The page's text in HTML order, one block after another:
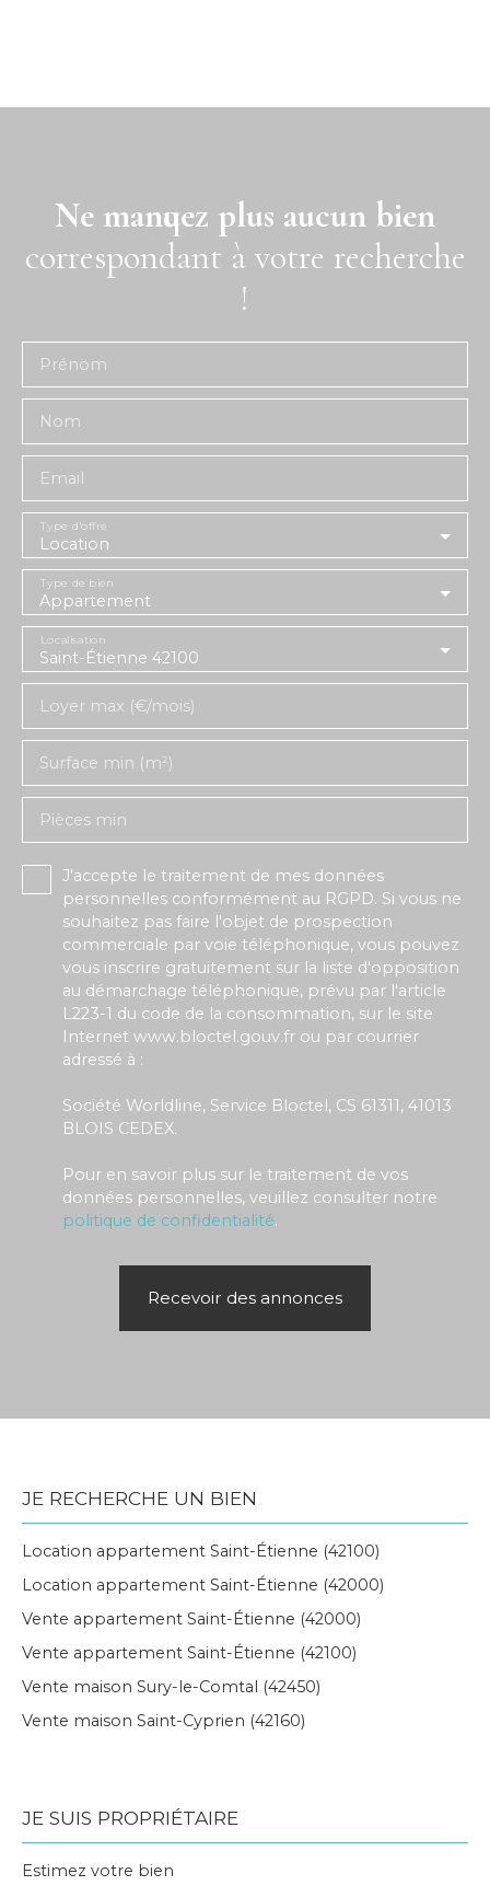
Ne manquez plus aucun bien
correspondant à votre recherche
!
Prénom
Nom
Email
Location
Type d'offre
Appartement
Type de bien
Saint-Étienne 42100
Localisation
Loyer max (€/mois)
Surface min (m²)
Pièces min
J'accepte le traitement de mes données
personnelles conformément au RGPD. Si vous ne
souhaitez pas faire l'objet de prospection
commerciale par voie téléphonique, vous pouvez
vous inscrire gratuitement sur la liste d'opposition
au démarchage téléphonique, prévu par l'article
L223-1 du code de la consommation, sur le site
Internet www.bloctel.gouv.fr ou par courrier
adressé à :
Société Worldline, Service Bloctel, CS 61311, 41013
BLOIS CEDEX.
Pour en savoir plus sur le traitement de vos
données personnelles, veuillez consulter notre
politique de confidentialité.
Recevoir des annonces
JE RECHERCHE UN BIEN
Location appartement Saint-Étienne (42100)
Location appartement Saint-Étienne (42000)
Vente appartement Saint-Étienne (42000)
Vente appartement Saint-Étienne (42100)
Vente maison Sury-le-Comtal (42450)
Vente maison Saint-Cyprien (42160)
JE SUIS PROPRIÉTAIRE
Estimez votre bien